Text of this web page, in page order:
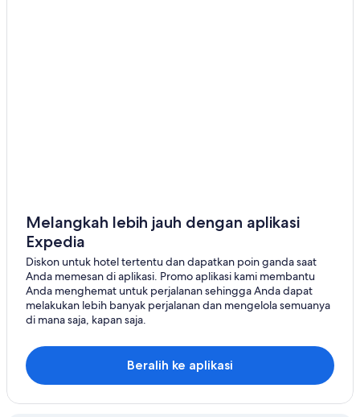
Hotel di Saint Peter
Hotel di Saint Philip
Rumah Penginapan di English Harbour
Hotel di English Harbour
Hotel di Falmouth Harbour
Hotel di Freemans Village
Hotel di Freetown
Melangkah lebih jauh dengan aplikasi
Expedia
Diskon untuk hotel tertentu dan dapatkan poin ganda saat
Anda memesan di aplikasi. Promo aplikasi kami membantu
Anda menghemat untuk perjalanan sehingga Anda dapat
melakukan lebih banyak perjalanan dan mengelola semuanya
di mana saja, kapan saja.
Beralih ke aplikasi